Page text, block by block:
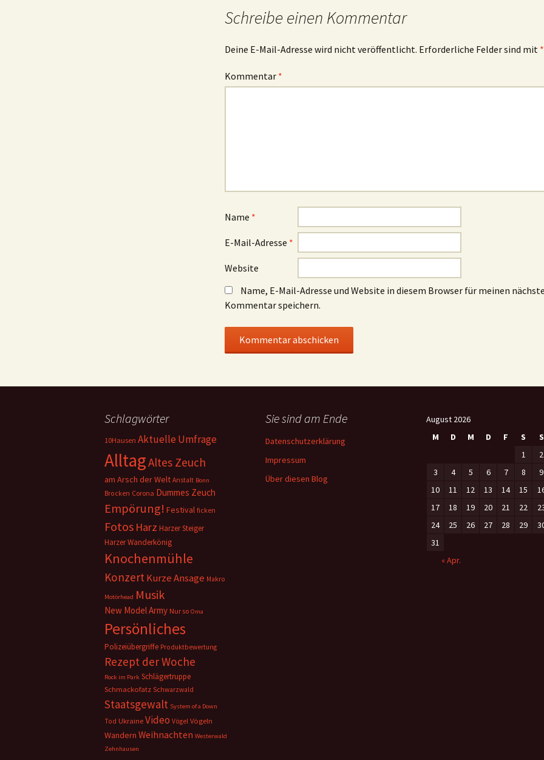
Schreibe einen Kommentar
Deine E-Mail-Adresse wird nicht veröffentlicht. Erforderliche Felder sind mit *
Kommentar *
Name *
E-Mail-Adresse *
Website
Name, E-Mail-Adresse und Website in diesem Browser für meinen
Kommentar speichern.
Schlagwörter
10Hausen Aktuelle Umfrage
AlltagAltes Zeuch
am Arsch der Welt Anstalt Bonn
Brocken Corona Dummes Zeuch
Empörung! Festival ficken
Fotos Harz Harzer Steiger
Harzer Wanderkönig
Knochenmühle
Konzert Kurze Ansage Makro
Motörhead Musik
New Model Army Nur so Oma
Persönliches
Polizeiübergriffe Produktbewertung
Rezept der Woche
Rock im Park Schlägertruppe
Schmackofatz Schwarzwald
Staatsgewalt System of a Down
Tod Ukraine Video Vögel Vögeln
Wandern Weihnachten Westerwald
Zehnhausen
Sie sind am Ende
Datenschutzerklärung
Impressum
Über diesen Blog
August 2026
M
D M D F S
S
1
2
3
4 5 6 7 8
9
10
11 12 13 14 15
17
18 19 20 21 22
24
25 26 27 28 29
31
« Apr.